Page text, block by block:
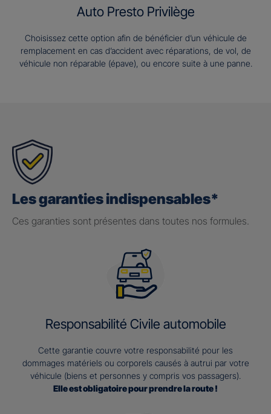
Auto Presto Privilège
Choisissez cette option afin de bénéficier d’un véhicule de
remplacement en cas d’accident avec réparations, de vol, de
véhicule non réparable (épave), ou encore suite à une panne.
Les garanties indispensables*
Ces garanties sont présentes dans toutes nos formules.
Responsabilité Civile automobile
Cette garantie couvre votre responsabilité pour les
dommages matériels ou corporels causés à autrui par votre
véhicule (biens et personnes y compris vos passagers).
Elle est obligatoire pour prendre la route !